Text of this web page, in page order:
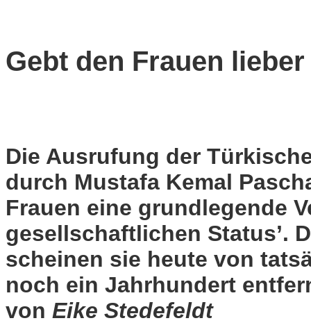
Gebt den Frauen
Die Ausrufung der
durch Mustafa Kemal
Frauen eine grundlegende
gesellschaftlichen Status’.
scheinen sie heute von
noch ein Jahrhundert
von Eike Stedefeldt